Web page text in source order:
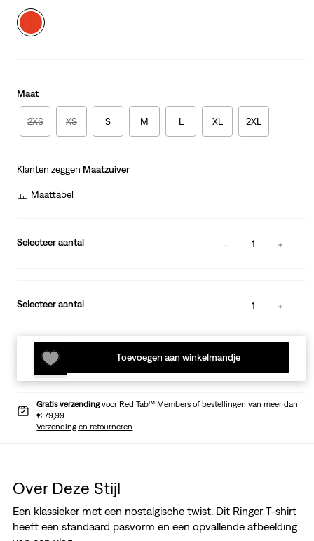
Maat
2XS XS S M L XL 2XL
Klanten zeggen Maatzuiver
Maattabel
Selecteer aantal 1
Selecteer aantal 1
Toevoegen aan winkelmandje
Gratis verzendingvoor Red Tab™ Members of bestellingen van meer dan
€ 79,99.
Verzending en retourneren
Over Deze Stijl
Een klassieker met een nostalgische twist. Dit Ringer T-shirt
heeft een standaard pasvorm en een opvallende afbeelding